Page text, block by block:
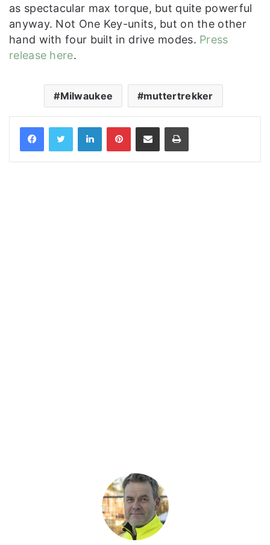
as spectacular max torque, but quite powerful
anyway. Not One Key-units, but on the other
hand with four built in drive modes. Press
release here.
Milwaukee muttertrekker
LinkedInPinterestShare via Email Print